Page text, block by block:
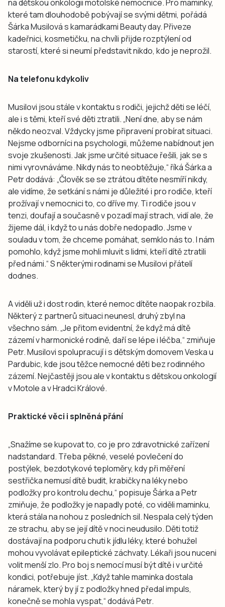
na dětskou onkologii motolské nemocnice. Pro maminky,
které tam dlouhodobě pobývají se svými dětmi, pořádá
Šárka Musilová s kamarádkami Beauty day. Přiveze
kadeřnici, kosmetičku, na chvíli přijde rozptýlení od
starostí, které si neumí představit nikdo, kdo je neprožil.
Na telefonu kdykoliv
Musilovi jsou stále v kontaktu s rodiči, jejichž děti se léčí,
ale i s těmi, kteří své děti ztratili. „Není dne, aby se nám
někdo neozval. Vždycky jsme připravení probírat situaci.
Nejsme odborníci na psychologii, můžeme nabídnout jen
svoje zkušenosti. Jak jsme určité situace řešili, jak se s
nimi vyrovnáváme. Nikdy nás to neobtěžuje,“ říká Šárka a
Petr dodává: „Člověk se se ztrátou dítěte nesmíří nikdy,
ale vidíme, že setkání s námi je důležité i pro rodiče, kteří
prožívají v nemocnici to, co dříve my. Ti rodiče jsou v
tenzi, doufají a současně v pozadí mají strach, vidí ale, že
žijeme dál, i když to u nás dobře nedopadlo. Jsme v
souladu v tom, že chceme pomáhat, semklo nás to. I nám
pomohlo, když jsme mohli mluvit s lidmi, kteří dítě ztratili
před námi.“ S některými rodinami se Musilovi přátelí
dodnes.
A viděli už i dost rodin, které nemoc dítěte naopak rozbila.
Některý z partnerů situaci neunesl, druhý zbyl na
všechno sám. „Je přitom evidentní, že když má dítě
zázemí v harmonické rodině, daří se lépe i léčba,“ zmiňuje
Petr. Musilovi spolupracují i s dětským domovem Veska u
Pardubic, kde jsou těžce nemocné děti bez rodinného
zázemí. Nejčastěji jsou ale v kontaktu s dětskou onkologií
v Motole a v Hradci Králové.
Praktické věci i splněná přání
„Snažíme se kupovat to, co je pro zdravotnické zařízení
nadstandard. Třeba pěkné, veselé povlečení do
postýlek, bezdotykové teploměry, kdy při měření
sestřička nemusí dítě budit, krabičky na léky nebo
podložky pro kontrolu dechu,“ popisuje Šárka a Petr
zmiňuje, že podložky je napadly poté, co viděli maminku,
která stála na nohou z posledních sil. Nespala celý týden
ze strachu, aby se její dítě v noci neudusilo. Děti totiž
dostávají na podporu chuti k jídlu léky, které bohužel
mohou vyvolávat epileptické záchvaty. Lékaři jsou nuceni
volit menší zlo. Pro boj s nemocí musí být dítě i v určité
kondici, potřebuje jíst. „Když tahle maminka dostala
náramek, který by jí z podložky hned předal impuls,
konečně se mohla vyspat,“ dodává Petr.